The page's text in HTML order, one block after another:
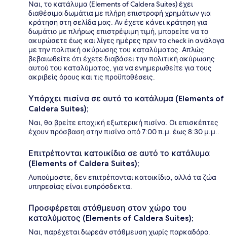
Ναι, το κατάλυμα (Elements of Caldera Suites) έχει
διαθέσιμα δωμάτια με πλήρη επιστροφή χρημάτων για
κράτηση στη σελίδα μας. Αν έχετε κάνει κράτηση για
δωμάτιο με πλήρως επιστρέψιμη τιμή, μπορείτε να το
ακυρώσετε έως και λίγες ημέρες πριν το check in ανάλογα
με την πολιτική ακύρωσης του καταλύματος. Απλώς
βεβαιωθείτε ότι έχετε διαβάσει την πολιτική ακύρωσης
αυτού του καταλύματος, για να ενημερωθείτε για τους
ακριβείς όρους και τις προϋποθέσεις.
Υπάρχει πισίνα σε αυτό το κατάλυμα (Elements of
Caldera Suites);
Ναι, θα βρείτε εποχική εξωτερική πισίνα. Οι επισκέπτες
έχουν πρόσβαση στην πισίνα από 7:00 π.μ. έως 8:30 μ.μ..
Επιτρέπονται κατοικίδια σε αυτό το κατάλυμα
(Elements of Caldera Suites);
Λυπούμαστε, δεν επιτρέπονται κατοικίδια, αλλά τα ζώα
υπηρεσίας είναι ευπρόσδεκτα.
Προσφέρεται στάθμευση στον χώρο του
καταλύματος (Elements of Caldera Suites);
Ναι, παρέχεται δωρεάν στάθμευση χωρίς παρκαδόρο.